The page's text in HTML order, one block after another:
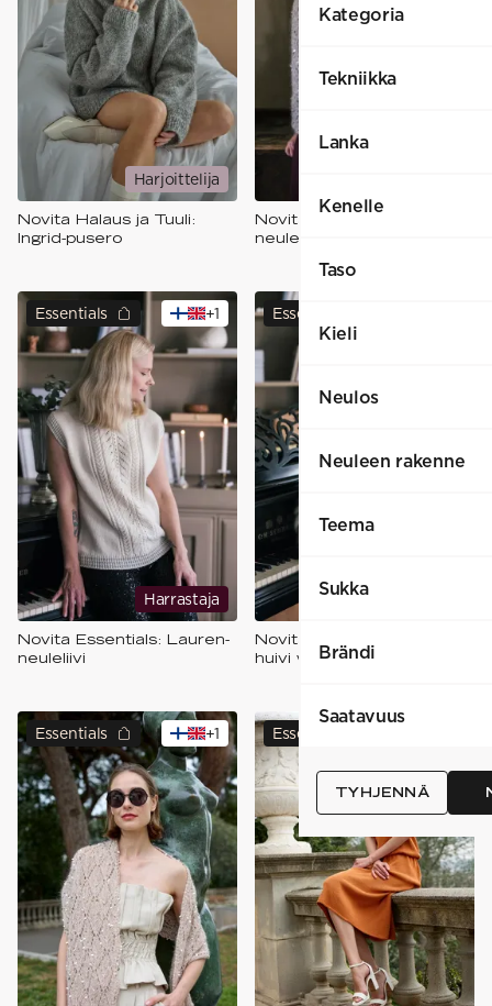
Kategoria
Tekniikka
Lanka
Kenelle
Taso
Kieli
Neulos
Neuleen rakenne
Teema
Sukka
Brändi
Saatavuus
TYHJENNÄ
Harjoittelija
Novita Halaus ja Tuuli:
Ingrid-pusero
Novita Essentials: Grace-
neulejakku
+1
Harrastaja
Essentials
Novita Essentials: Lauren-
neuleliivi
Essentials
Novita Essentials: Myrna-
huivi wrapped
+1
Essentials Essentials